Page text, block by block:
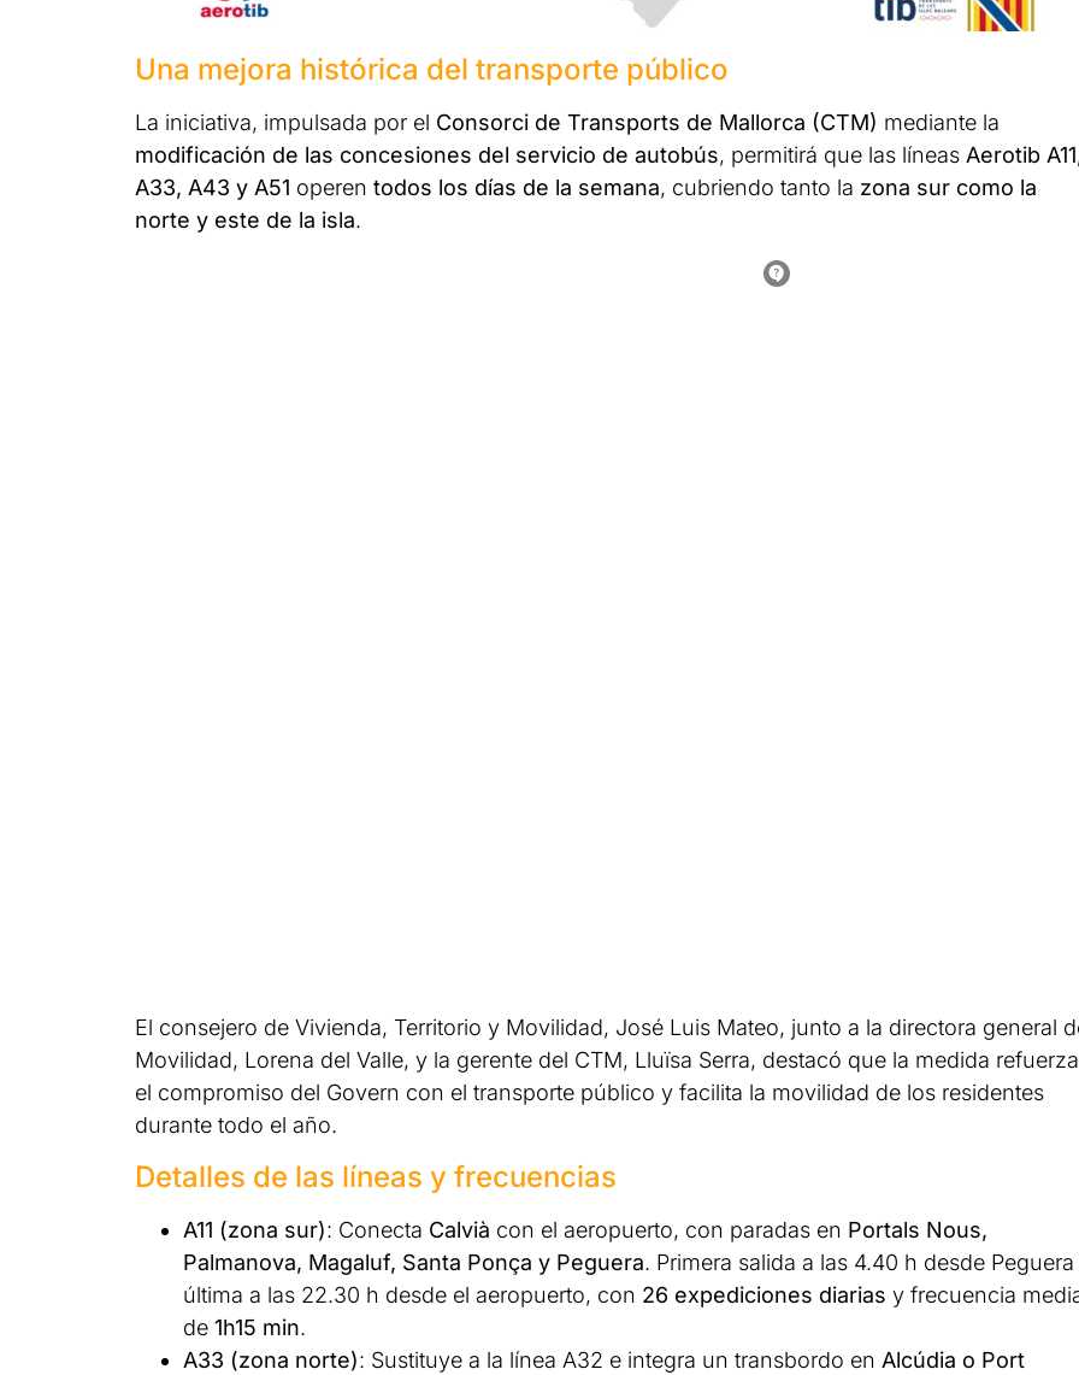
Una mejora histórica del transporte público
La iniciativa, impulsada por el Consorci de Transports de Mallorca (CTM) mediante la
modificación de las concesiones del servicio de autobús, permitirá que las líneas Aerotib
A33, A43 y A51 operen todos los días de la semana, cubriendo tanto la zona sur como la
norte y este de la isla.
El consejero de Vivienda, Territorio y Movilidad, José Luis Mateo, junto a la directora general
Movilidad, Lorena del Valle, y la gerente del CTM, Lluïsa Serra, destacó que la medida refuerza
el compromiso del Govern con el transporte público y facilita la movilidad de los residentes
durante todo el año.
Detalles de las líneas y frecuencias
A11 (zona sur): Conecta Calvià con el aeropuerto, con paradas en Portals Nous,
Palmanova, Magaluf, Santa Ponça y Peguera. Primera salida a las 4.40 h desde
última a las 22.30 h desde el aeropuerto, con 26 expediciones diarias y frecuencia
de 1h15 min.
A33 (zona norte): Sustituye a la línea A32 e integra un transbordo en Alcúdia o Port